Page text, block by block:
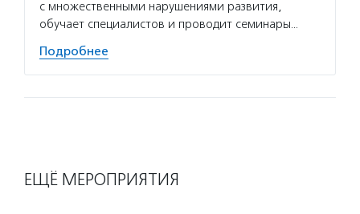
с множественными нарушениями развития,
обучает специалистов и проводит семинары…
Подробнее
ЕЩЁ МЕРОПРИЯТИЯ